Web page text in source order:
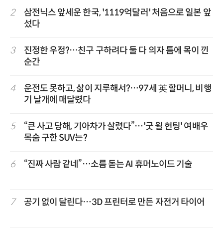
2
삼전닉스 앞세운 한국, '1119억달러' 처음으로 일본 앞
섰다
3
진정한 우정?…친구 구하려다 둘 다 의자 틈에 목이 낀
순간
4
운전도 못하고, 삶이 지루해서?…97세 英 할머니, 비행
기 날개에 매달렸다
5
“큰 사고 당해, 기아차가 살렸다”…'굿 윌 헌팅' 여배우
목숨 구한 SUV는?
6 “진짜 사람 같네”…소름 돋는 AI 휴머노이드 기술
7 공기 없이 달린다…3D 프린터로 만든 자전거 타이어